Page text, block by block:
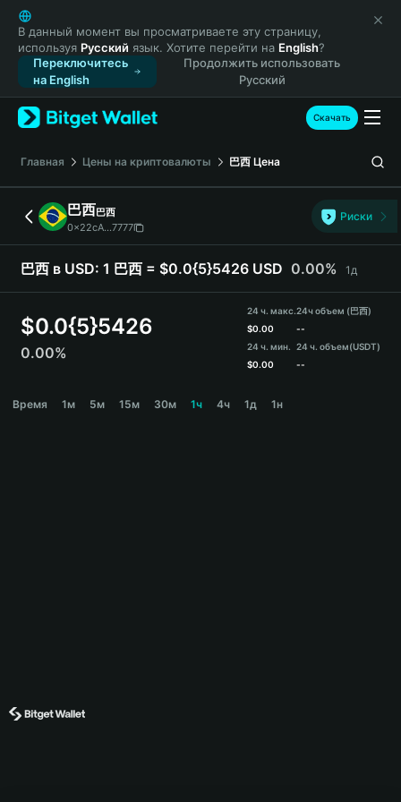
English
日本語
Tiếng Việt
Русский
Español (Latinoamérica)
Türkçe
Français
Deutsch
简体中文
繁體中文
Português (Portugal)
Bahasa Indonesia
ภาษาไทย
Español
Español (Argentina)
В данный момент вы просматриваете эту страницу,
используя Русский язык. Хотите перейти на English?
Переключитесь
на English
Продолжить использовать
Русский
Скачать
Главная Цены на криптовалюты 巴西 Цена
巴西巴西
0x22cA...7777
Риски
巴西 в USD: 1 巴西 = $0.0{5}5426 USD 0.00% 1д
$0.0{5}5426
0.00%
24 ч. макс.
$0.00
24 ч. мин.
$0.00
24ч объем (巴西)
--
24 ч. объем(USDT)
--
Время 1м 5м 15м 30м 1ч 4ч 1д 1н